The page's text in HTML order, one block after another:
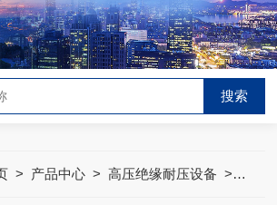
> 产品中心 >高压绝缘耐压设备 > SGB